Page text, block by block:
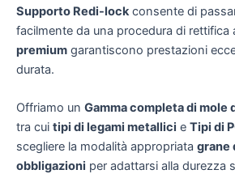
Supporto Redi-lock consente di
facilmente da una procedura di rettifica
premium garantiscono prestazioni
durata.
Offriamo un Gamma completa di mole
tra cui tipi di legami metallici e Tipi di
scegliere la modalità appropriata grane
obbligazioni per adattarsi alla durezza